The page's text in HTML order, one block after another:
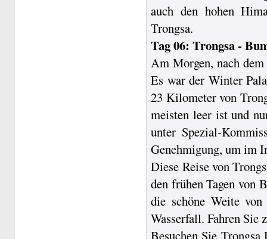
auch den hohen
Trongsa.
Tag 06: Trongsa -
Am Morgen, nach
Es war der Winter
23 Kilometer von
meisten leer ist und
unter Spezial-
Genehmigung, um im
Diese Reise von
den frühen Tagen von
die schöne Weite
Wasserfall. Fahren Sie
Besuchen Sie